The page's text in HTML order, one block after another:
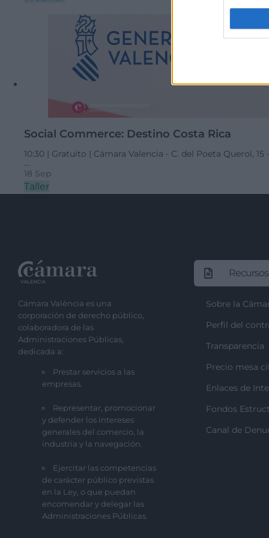
Social Commerce: Destino Costa Rica
10:30 | Gratuito | Cámara Valencia - C. del Poeta Querol, 15
...
18 Sep
Taller
Cámara València es una
corporación de derecho público,
colaboradora de las
Administraciones Públicas,
dedicada a:
Prestar servicios a las
empresas.
Representar, promocionar
y defender los intereses
generales del comercio, la
industria y la navegación.
Ejercitar las competencias
de carácter público previstas
en la Ley, o que puedan
encomendar y delegar las
Administraciones Públicas.
Recursos
Sobre la
Perfil del
Transparencia
Precio mesa
Enlaces de
Fondos
Canal de